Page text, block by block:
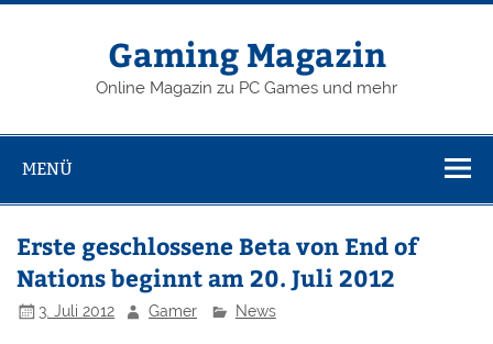
Zum
Gaming Magazin
Online Magazin zu PC Games und mehr
MENÜ
Erste geschlossene Beta von End of
Nations beginnt am 20. Juli 2012
3. Juli 2012 Gamer News